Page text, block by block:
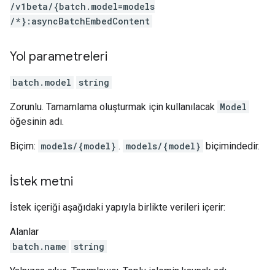
/v1beta/{batch.model=models
/*}:asyncBatchEmbedContent
Yol parametreleri
batch.model string
Zorunlu. Tamamlama oluşturmak için kullanılacak Model
öğesinin adı.
Biçim: models/{model} . models/{model} biçimindedir.
İstek metni
İstek içeriği aşağıdaki yapıyla birlikte verileri içerir:
Alanlar
batch.name
string